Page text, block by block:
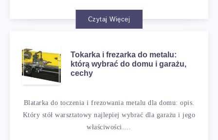
Czytaj Więcej
Tokarka i frezarka do metalu:
którą wybrać do domu i garażu,
cechy
Blatarka do toczenia i frezowania metalu dla domu: opis.
Który stół warsztatowy najlepiej wybrać dla garażu i jego
właściwości.…